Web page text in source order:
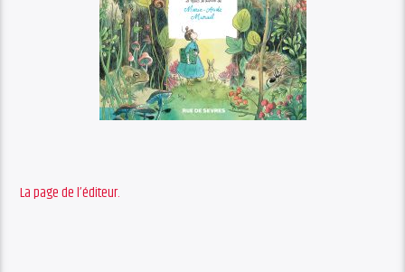
La page de l’éditeur.